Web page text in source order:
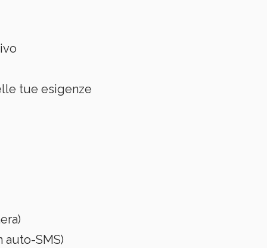
tue esigenze
auto-SMS)